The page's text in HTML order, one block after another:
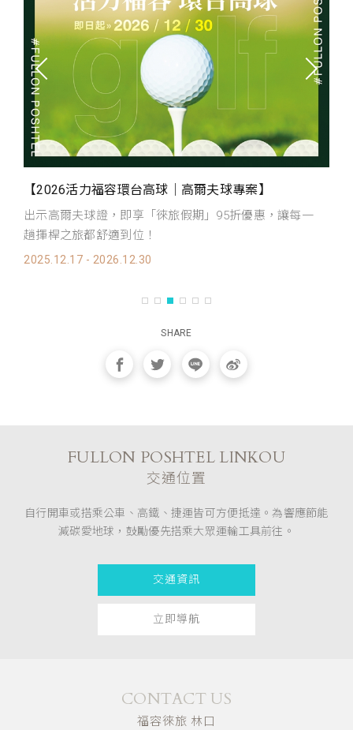
【2026活力福容環台高球｜高爾夫球專案】
出示高爾夫球證，即享「徠旅假期」95折優惠，讓每一
趟揮桿之旅都舒適到位！
2025.12.17 - 2026.12.30
SHARE
FULLON POSHTEL LINKOU
交通位置
自行開車或搭乘公車、高鐵、捷運皆可方便抵達。為響應節能
減碳愛地球，鼓勵優先搭乘大眾運輸工具前往。
交通資訊
立即導航
CONTACT US
福容徠旅 林口